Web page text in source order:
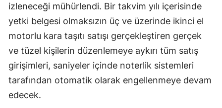
izleneceği mühürlendi. Bir takvim yılı içerisinde
yetki belgesi olmaksızın üç ve üzerinde ikinci el
motorlu kara taşıtı satışı gerçekleştiren gerçek
ve tüzel kişilerin düzenlemeye aykırı tüm satış
girişimleri, saniyeler içinde noterlik sistemleri
tarafından otomatik olarak engellenmeye devam
edecek.